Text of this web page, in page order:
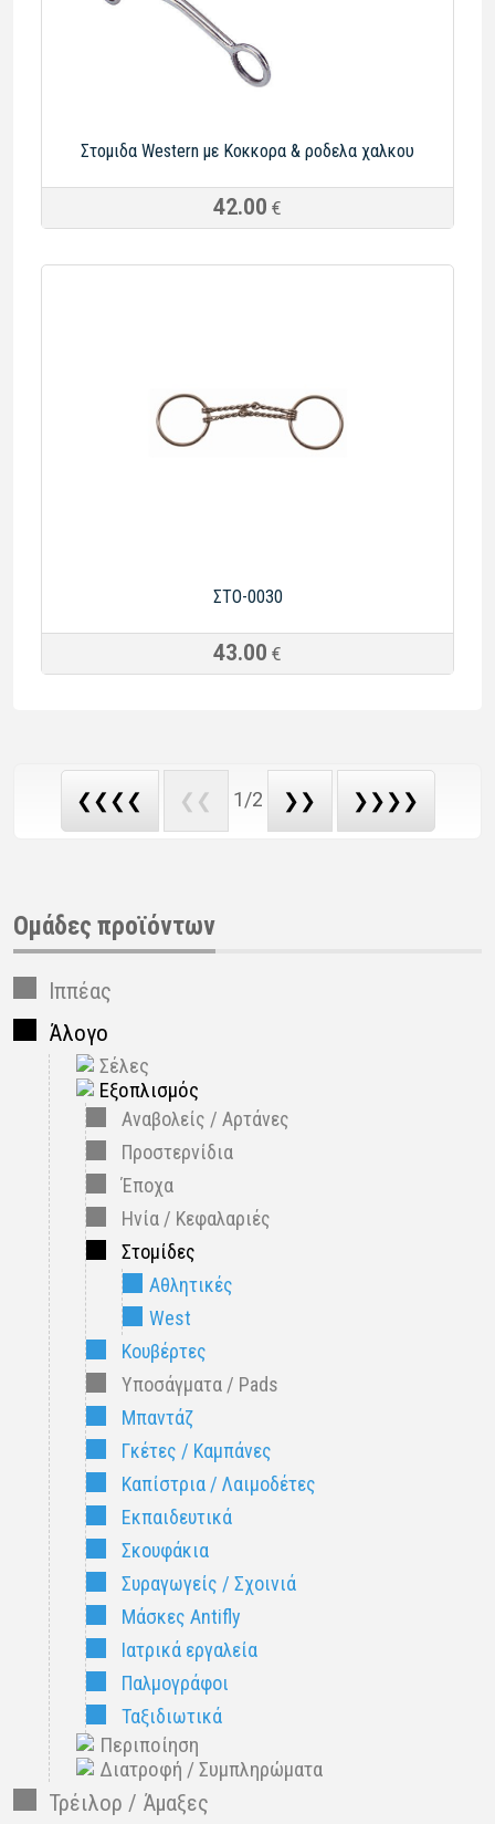
Στομιδα Western με Κοκκορα & ροδελα χαλκου
42.00 €
ΣTO-0030
43.00 €
❮❮❮❮ ❮❮ 1/2 ❯❯ ❯❯❯❯
Ομάδες προϊόντων
Ιππέας
Άλογο
Σέλες
Εξοπλισμός
Αναβολείς / Αρτάνες
Προστερνίδια
Έποχα
Ηνία / Κεφαλαριές
Στομίδες
Αθλητικές
West
Κουβέρτες
Υποσάγματα / Pads
Μπαντάζ
Γκέτες / Καμπάνες
Καπίστρια / Λαιμοδέτες
Εκπαιδευτικά
Σκουφάκια
Συραγωγείς / Σχοινιά
Μάσκες Antifly
Ιατρικά εργαλεία
Παλμογράφοι
Ταξιδιωτικά
Περιποίηση
Διατροφή / Συμπληρώματα
Τρέιλορ / Άμαξες